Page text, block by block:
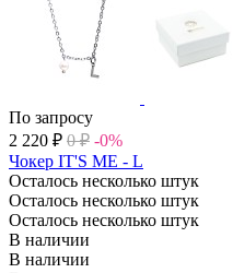
По запросу
2 220 ₽ 0 ₽ -0%
Чокер IT'S ME - L
Осталось несколько штук
Осталось несколько штук
Осталось несколько штук
В наличии
В наличии